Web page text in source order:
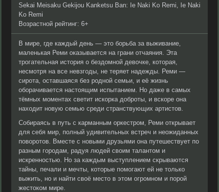
Sekai Meisaku Gekijou Kanketsu Ban: Ie Naki Ko Remi, Ie Naki
Ko Remi
Возрастной рейтинг: 6+
В мире, где каждый день — это борьба за выживание,
маленькая Реми оказывается на грани отчаяния. Эта
трогательная история о бездомной девочке, которая,
несмотря на все невзгоды, не теряет надежды. Реми —
сирота, оставшаяся без родной семьи, и её жизнь
оборачивается настоящим испытанием. Но даже в самых
тёмных моментах светит искорка доброты, и вскоре она
находит новую семью среди странствующих артистов.
Собираясь в путь с карманным оркестром, Реми открывает
для себя мир, полный удивительных встреч и неожиданных
поворотов. Вместе с новыми друзьями она путешествует по
разным городам, радуя людей своим талантом и
искренностью. Но за каждым выступлением скрываются
тайны, печали и мечты, которые помогают ей не только
выжить, но и найти своё место в этом огромном и порой
жестоком мире.